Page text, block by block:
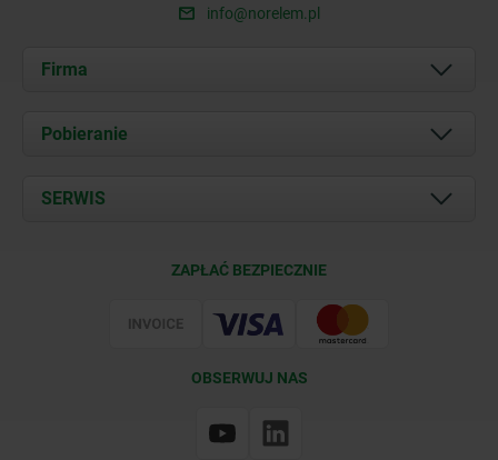
info@norelem.pl
Firma
O nas
Kontakt
Pobieranie
Documents
SERWIS
ZAPŁAĆ BEZPIECZNIE
OBSERWUJ NAS